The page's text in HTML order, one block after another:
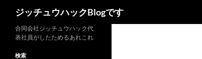
ジッチュウハックBlogです
合同会社ジッチュウハック代
表社員がしたためるあれこれ
検索